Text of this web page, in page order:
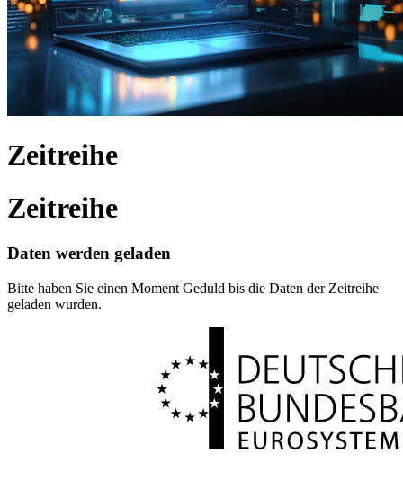
Zeitreihe
Zeitreihe
Daten werden geladen
Bitte haben Sie einen Moment Geduld bis die Daten der Zeitreihe
geladen wurden.